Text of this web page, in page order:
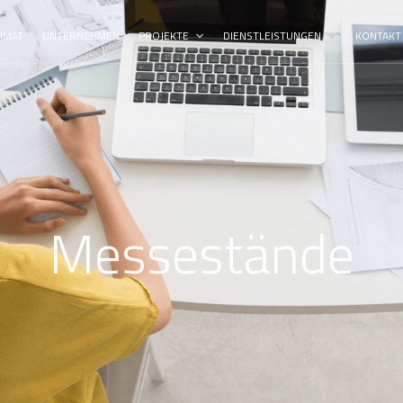
UNTERNEHMEN PROJEKTE DIENSTLEISTUNGEN KONTAKT
Messestände